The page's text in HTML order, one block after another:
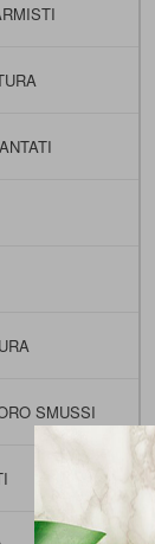
SMUSSI